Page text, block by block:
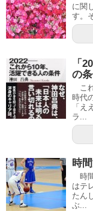
に関
す。
「
の
こ
時代
「
ラ...
時
時
はテ
たん
ぶ...